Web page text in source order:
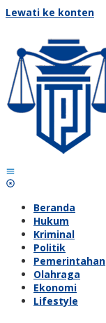
Lewati ke konten
Beranda
Hukum
Kriminal
Politik
Pemerintahan
Olahraga
Ekonomi
Lifestyle